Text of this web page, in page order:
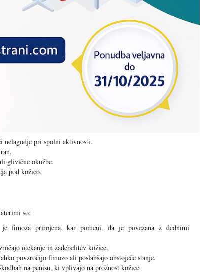
nelagodje pri spolni aktivnosti.
glivične okužbe.
pod kožico.
so:
fimoza prirojena, kar pomeni, da je povezana z dednimi
otekanje in zadebelitev kožice.
povzročijo fimozo ali poslabšajo obstoječe stanje.
na penisu, ki vplivajo na prožnost kožice.